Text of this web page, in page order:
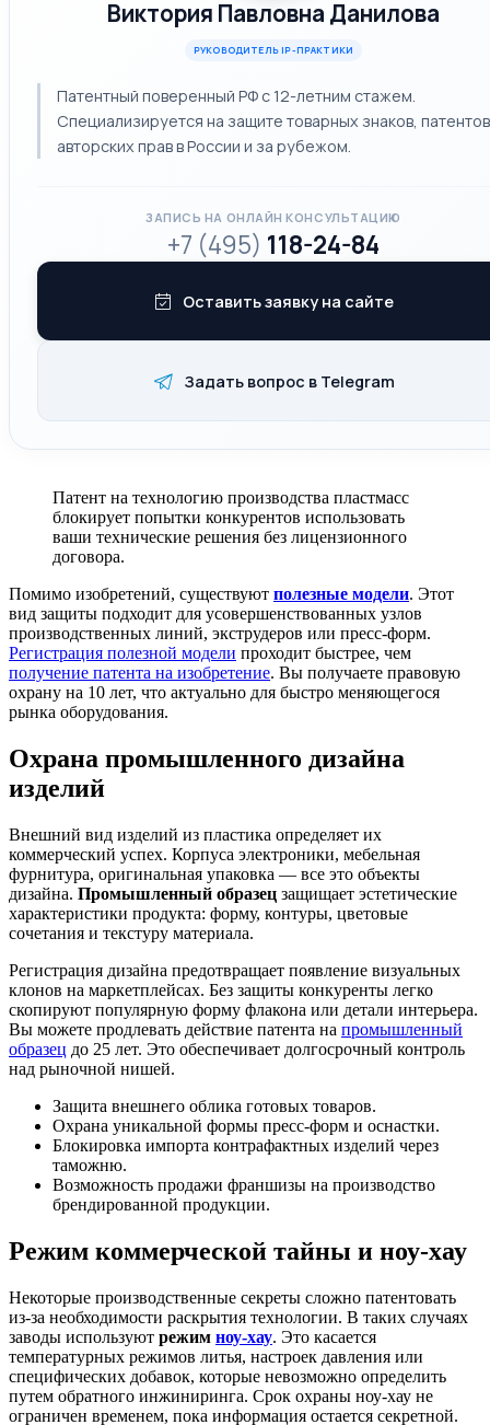
Виктория Павловна Данилова
РУКОВОДИТЕЛЬ IP-ПРАКТИКИ
Патентный поверенный РФ с 12-летним стажем.
Специализируется на защите товарных знаков,
авторских прав в России и за рубежом.
ЗАПИСЬ НА ОНЛАЙН КОНСУЛЬТАЦИЮ
+7 (495) 118-24-84
Оставить заявку на сайте
Задать вопрос в Telegram
Патент на технологию производства пластмасс
блокирует попытки конкурентов использовать
ваши технические решения без лицензионного
договора.
Помимо изобретений, существуют полезные модели. Этот
вид защиты подходит для усовершенствованных узлов
производственных линий, экструдеров или пресс-форм.
Регистрация полезной модели проходит быстрее, чем
получение патента на изобретение. Вы получаете правовую
охрану на 10 лет, что актуально для быстро меняющегося
рынка оборудования.
Охрана промышленного дизайна
изделий
Внешний вид изделий из пластика определяет их
коммерческий успех. Корпуса электроники, мебельная
фурнитура, оригинальная упаковка — все это объекты
дизайна. Промышленный образец защищает эстетические
характеристики продукта: форму, контуры, цветовые
сочетания и текстуру материала.
Регистрация дизайна предотвращает появление визуальных
клонов на маркетплейсах. Без защиты конкуренты легко
скопируют популярную форму флакона или детали интерьера.
Вы можете продлевать действие патента на промышленный
образец до 25 лет. Это обеспечивает долгосрочный контроль
над рыночной нишей.
Защита внешнего облика готовых товаров.
Охрана уникальной формы пресс-форм и оснастки.
Блокировка импорта контрафактных изделий через
таможню.
Возможность продажи франшизы на производство
брендированной продукции.
Режим коммерческой тайны и ноу-хау
Некоторые производственные секреты сложно патентовать
из-за необходимости раскрытия технологии. В таких случаях
заводы используют режим ноу-хау. Это касается
температурных режимов литья, настроек давления или
специфических добавок, которые невозможно определить
путем обратного инжиниринга. Срок охраны ноу-хау не
ограничен временем, пока информация остается секретной.